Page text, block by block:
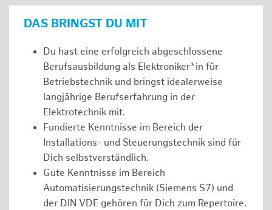
DAS BRINGST DU MIT
Du hast eine erfolgreich abgeschlossene
Berufsausbildung als Elektroniker*in für
Betriebstechnik und bringst idealerweise
langjährige Berufserfahrung in der
Elektrotechnik mit.
Fundierte Kenntnisse im Bereich der
Installations- und Steuerungstechnik sind für
Dich selbstverständlich.
Gute Kenntnisse im Bereich
Automatisierungstechnik (Siemens S7) und
der DIN VDE gehören für Dich zum Repertoire.